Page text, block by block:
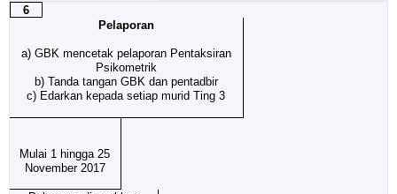
6
Pelaporan
a) GBK mencetak pelaporan Pentaksiran
Psikometrik
b) Tanda tangan GBK dan pentadbir
c) Edarkan kepada setiap murid Ting 3
Mulai 1 hingga 25
November 2017